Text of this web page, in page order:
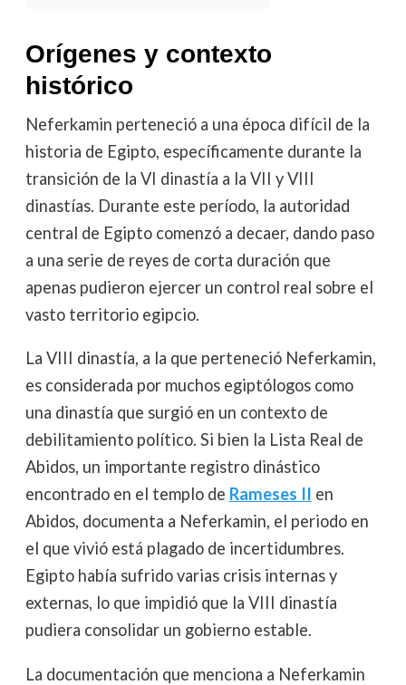
Orígenes y contexto
histórico
Neferkamin perteneció a una época difícil de la
historia de Egipto, específicamente durante la
transición de la VI dinastía a la VII y VIII
dinastías. Durante este período, la autoridad
central de Egipto comenzó a decaer, dando paso
a una serie de reyes de corta duración que
apenas pudieron ejercer un control real sobre el
vasto territorio egipcio.
La VIII dinastía, a la que perteneció Neferkamin,
es considerada por muchos egiptólogos como
una dinastía que surgió en un contexto de
debilitamiento político. Si bien la Lista Real de
Abidos, un importante registro dinástico
encontrado en el templo de Rameses II en
Abidos, documenta a Neferkamin, el periodo en
el que vivió está plagado de incertidumbres.
Egipto había sufrido varias crisis internas y
externas, lo que impidió que la VIII dinastía
pudiera consolidar un gobierno estable.
La documentación que menciona a Neferkamin